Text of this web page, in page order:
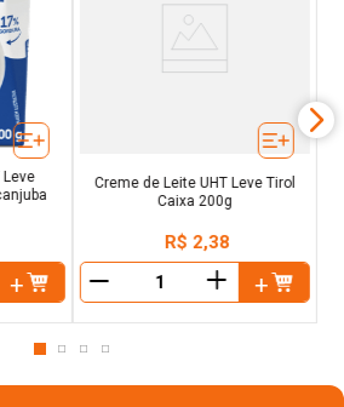
Leve
Creme de Leite UHT Leve Tirol
Caixa 200g
R$ 2,38
＋